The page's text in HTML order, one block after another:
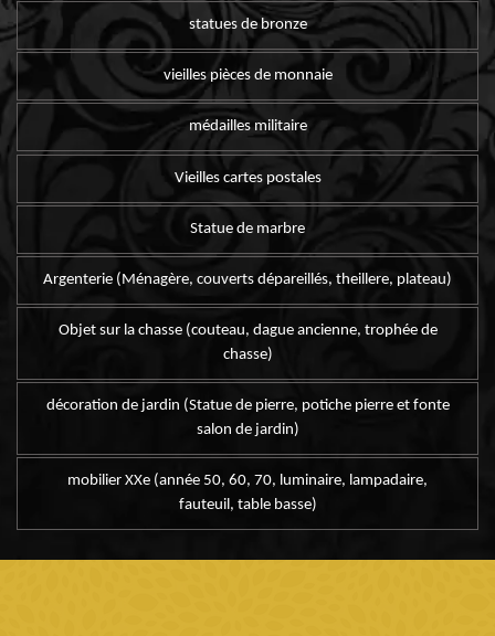
statues de bronze
vieilles pièces de monnaie
médailles militaire
Vieilles cartes postales
Statue de marbre
Argenterie (Ménagère, couverts dépareillés, theillere, plateau)
Objet sur la chasse (couteau, dague ancienne, trophée de
chasse)
décoration de jardin (Statue de pierre, potiche pierre et fonte
salon de jardin)
mobilier XXe (année 50, 60, 70, luminaire, lampadaire,
fauteuil, table basse)